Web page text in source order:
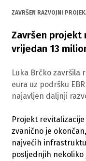
ZAVRŠEN RAZVOJNI
Završen projekt
vrijedan 13
Luka Brčko završila
eura uz podršku
najavljen daljnji
Projekt
zvanično je
najvećih
posljednjih